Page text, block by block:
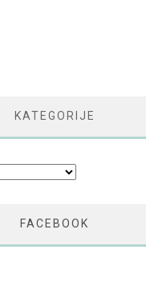
KATEGORIJE
FACEBOOK